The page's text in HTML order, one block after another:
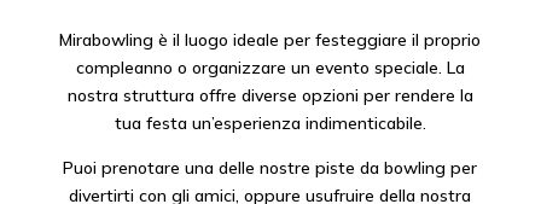
Mirabowling è il luogo ideale per festeggiare il proprio
compleanno o organizzare un evento speciale. La
nostra struttura offre diverse opzioni per rendere la
tua festa un’esperienza indimenticabile.
Puoi prenotare una delle nostre piste da bowling per
divertirti con gli amici, oppure usufruire della nostra